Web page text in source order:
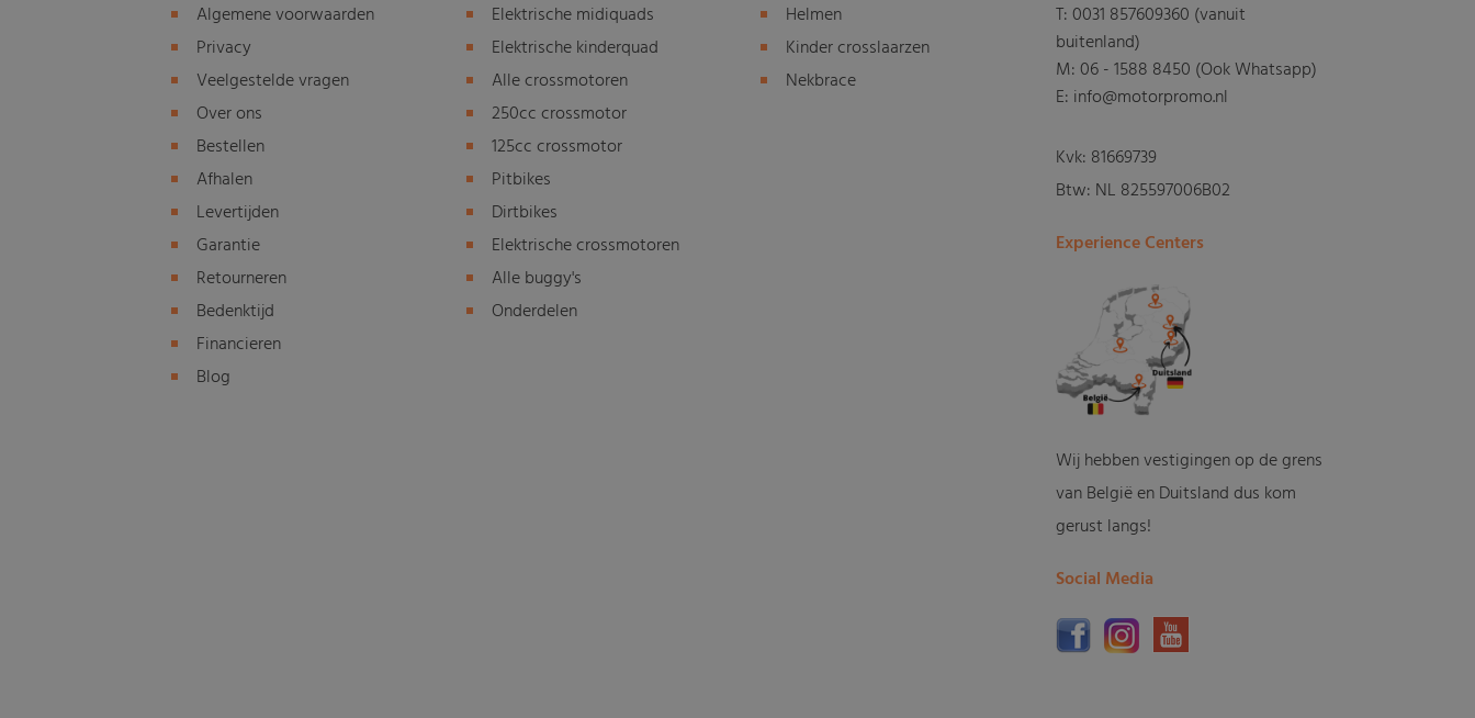
Algemene voorwaarden
Privacy
Veelgestelde vragen
Over ons
Bestellen
Afhalen
Levertijden
Garantie
Retourneren
Bedenktijd
Financieren
Blog
Elektrische midiquads
Elektrische kinderquad
Alle crossmotoren
250cc crossmotor
125cc crossmotor
Pitbikes
Dirtbikes
Elektrische crossmotoren
Alle buggy's
Onderdelen
Helmen
Kinder crosslaarzen
Nekbrace
T:0031 857609360 (vanuit
buitenland)
M:06 - 1588 8450 (Ook Whatsapp)
E: info@motorpromo.nl
Kvk: 81669739
Btw: NL 825597006B02
Experience Centers
Wij hebben vestigingen op de grens
van België en Duitsland dus kom
gerust langs!
Social Media